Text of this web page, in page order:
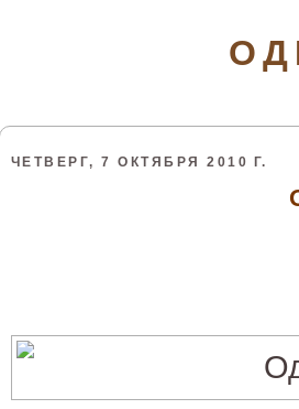
ЧЕТВЕРГ, 7 ОКТЯБРЯ 2010 Г.